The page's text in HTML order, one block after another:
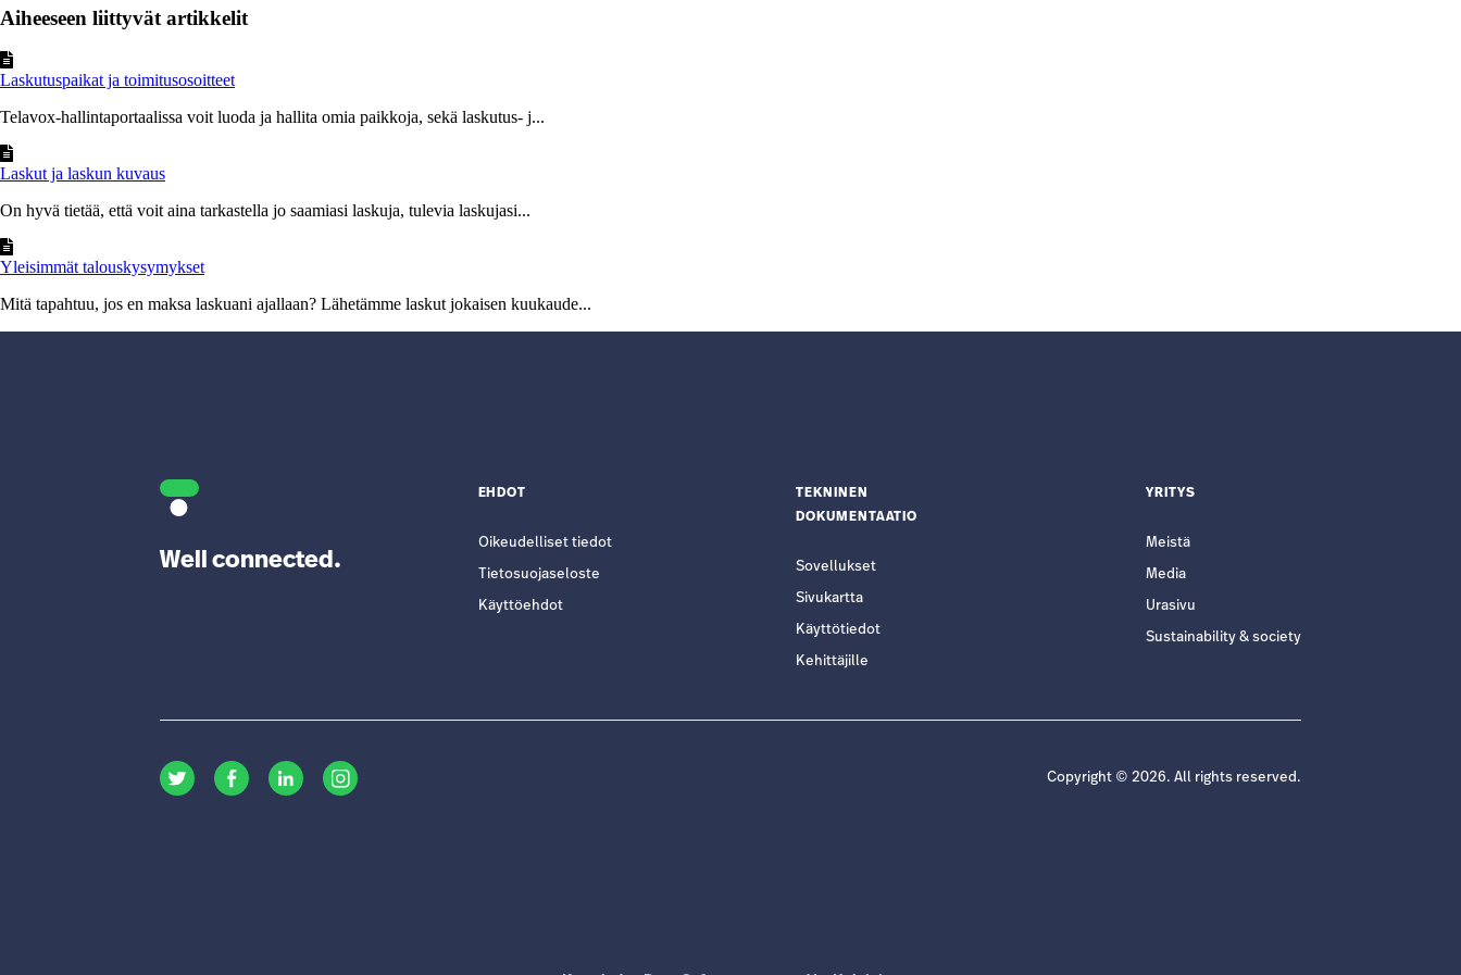
Aiheeseen liittyvät artikkelit
Laskutuspaikat ja toimitusosoitteet
Telavox-hallintaportaalissa voit luoda ja hallita omia paikkoja, sekä laskutus- j...
Laskut ja laskun kuvaus
On hyvä tietää, että voit aina tarkastella jo saamiasi laskuja, tulevia laskujasi...
Yleisimmät talouskysymykset
Mitä tapahtuu, jos en maksa laskuani ajallaan? Lähetämme laskut jokaisen kuukaude...
Well connected.
EHDOT
Oikeudelliset tiedot
Tietosuojaseloste
Käyttöehdot
TEKNINEN
DOKUMENTAATIO
Sovellukset
Sivukartta
Käyttötiedot
Kehittäjille
YRITYS
Meistä
Media
Urasivu
Sustainability & society
Copyright © 2026. All rights reserved.